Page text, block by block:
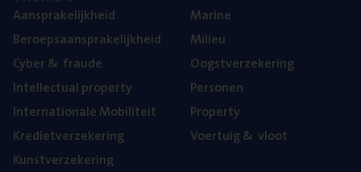
Aan­spra­ke­lijk­heid
Beroeps­aan­spra­ke­lijk­heid
Cyber& fraude
Intel­lec­tu­al property
Inter­na­ti­o­na­le Mobiliteit
Kre­diet­ver­ze­ke­ring
Kunst­ver­ze­ke­ring
Mari­ne
Mili­eu
Oogst­ver­ze­ke­ring
Per­so­nen
Pro­per­ty
Voer­tuig& vloot